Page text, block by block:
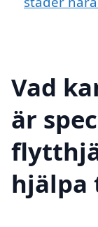
Vad
är
hjälpa